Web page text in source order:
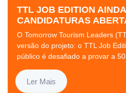
TTL JOB EDITION
CANDIDATURAS
O Tomorrow Tourism Leaders
versão do projeto: o TTL Job
público é desafiado a provar a 50
Ler Mais